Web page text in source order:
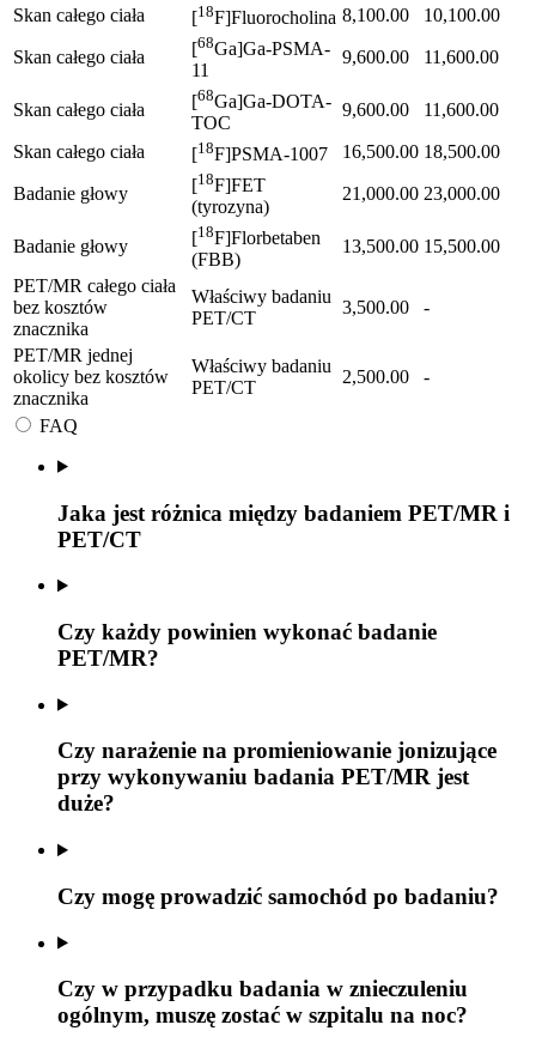
Skan całego ciała
[18F]Fluorocholina 8,100.00 10,100.00
Skan całego ciała [68Ga]Ga-PSMA-
11
9,600.00 11,600.00
Skan całego ciała [68Ga]Ga-DOTA-
TOC
9,600.00 11,600.00
Skan całego ciała [18F]PSMA-1007 16,500.00 18,500.00
Badanie głowy [18F]FET
(tyrozyna)
21,000.00 23,000.00
Badanie głowy [18F]Florbetaben
(FBB)
13,500.00 15,500.00
PET/MR całego ciała
bez kosztów
znacznika
Właściwy badaniu
PET/CT
3,500.00 -
PET/MR jednej
okolicy bez kosztów
znacznika
Właściwy badaniu
PET/CT
2,500.00 -
FAQ
Jaka jest różnica między badaniem PET/MR i
PET/CT
Czy każdy powinien wykonać badanie
PET/MR?
Czy narażenie na promieniowanie jonizujące
przy wykonywaniu badania PET/MR jest
duże?
Czy mogę prowadzić samochód po badaniu?
Czy w przypadku badania w znieczuleniu
ogólnym, muszę zostać w szpitalu na noc?